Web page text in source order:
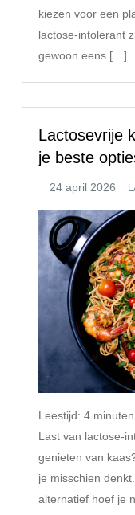
kiezen voor een
lactose-intolerant
gewoon eens […]
Lactosevrije
je beste
Leestijd: 4 minuten
Last van lactose-
genieten van
je misschien
alternatief hoef je